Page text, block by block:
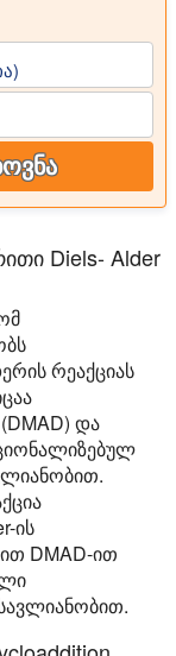
Diels- Alder
რეაქციას
და
ის
DMAD-ით